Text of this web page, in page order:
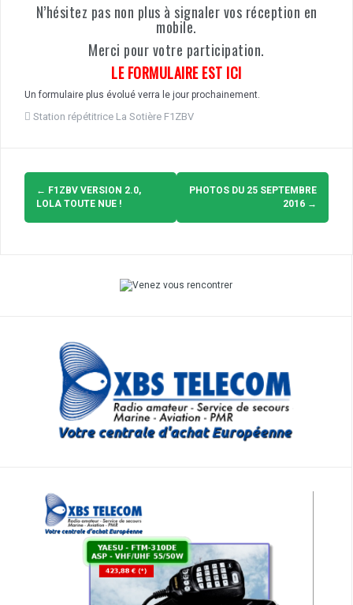
N’hésitez pas non plus à signaler vos réception en
mobile.
Merci pour votre participation.
LE FORMULAIRE EST ICI
Un formulaire plus évolué verra le jour prochainement.
Station répétitrice La Sotière F1ZBV
Navigation
d'article
← F1ZBV VERSION 2.0,
LOLA TOUTE NUE !
PHOTOS DU 25 SEPTEMBRE
2016 →